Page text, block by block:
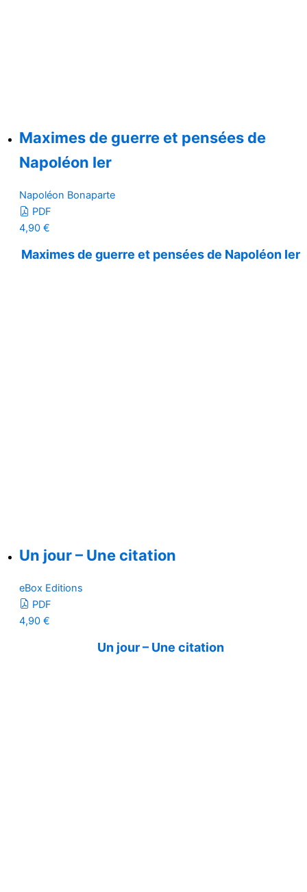
Maximes de guerre et pensées de
Napoléon Ier
Napoléon Bonaparte
PDF
4,90 €
Maximes de guerre et pensées de Napoléon Ier
Un jour – Une citation
eBox Editions
PDF
4,90 €
Un jour – Une citation